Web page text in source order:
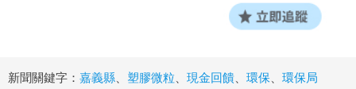
新聞關鍵字： 嘉義縣 塑膠微粒 現金回饋 環保 環保局